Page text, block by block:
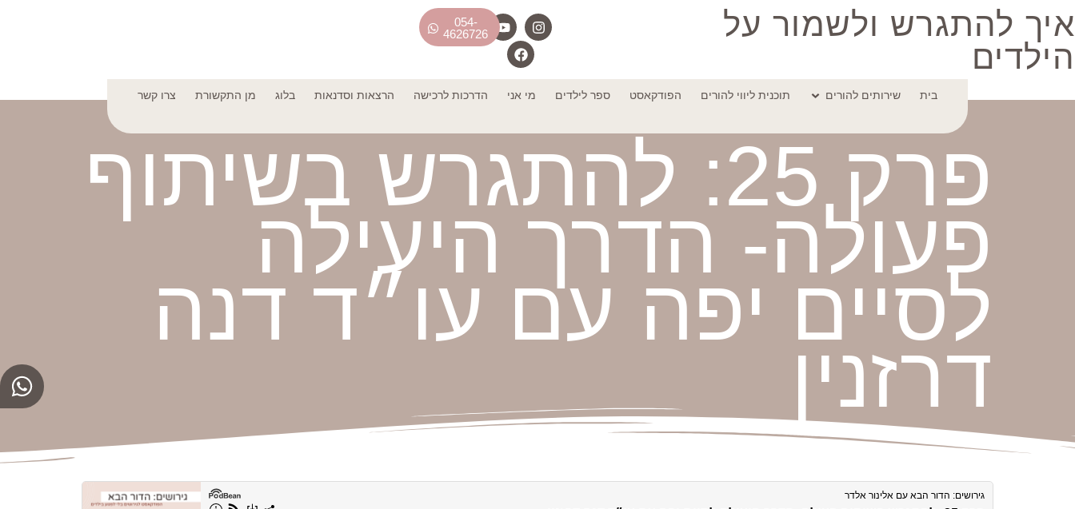
איך להתגרש ולשמור על
הילדים
054-
4626726
בית שירותים להורים תוכנית ליווי להורים הפודקאסט ספר לילדים מי אני הדרכות לרכישה הרצאות וסדנאות בלוג מן התקשורת צרו קשר
פרק 25: להתגרש בשיתוף
פעולה- הדרך היעילה
לסיים יפה עם עו״ד דנה
דרזנין